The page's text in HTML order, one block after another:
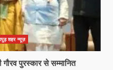
शहर न्यूज़
गौरव पुरस्कार से सम्मानित